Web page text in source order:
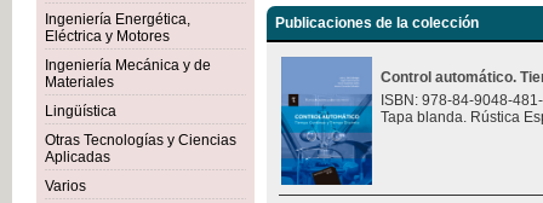
Ingeniería Energética,
Eléctrica y Motores
Ingeniería Mecánica y de
Materiales
Lingüística
Otras Tecnologías y Ciencias
Aplicadas
Varios
Publicaciones de la colección
Control automático.
ISBN: 978-84-9048-
Tapa blanda. Rústica